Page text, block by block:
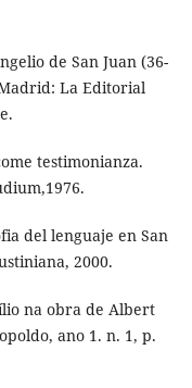
de San Juan (36-
Madrid: La Editorial
testimonianza.
del lenguaje en San
2000.
na obra de Albert
ano 1. n. 1, p.